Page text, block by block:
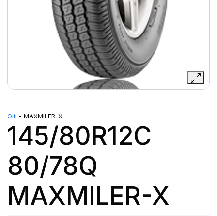
Giti - MAXMILER-X
145/80R12C
80/78Q
MAXMILER-X